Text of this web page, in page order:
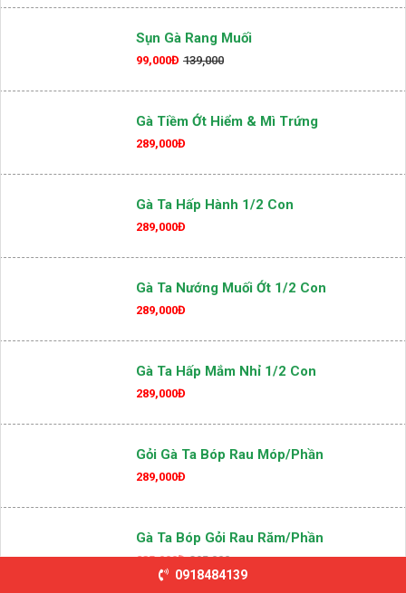
Sụn Gà Chiên Nước Mắm
99,000Đ 139,000
Sụn Gà Rang Muối
99,000Đ 139,000
Gà Tiềm Ớt Hiểm & Mì Trứng
289,000Đ
Gà Ta Hấp Hành 1/2 Con
289,000Đ
Gà Ta Nướng Muối Ớt 1/2 Con
289,000Đ
Gà Ta Hấp Mắm Nhỉ 1/2 Con
289,000Đ
Gỏi Gà Ta Bóp Rau Móp/phần
289,000Đ
0918484139